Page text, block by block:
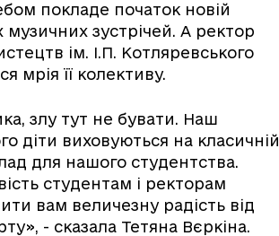
покладе початок новій
музичних зустрічей. А ректор
ім. І.П. Котляревського
мрія її колективу.
злу тут не бувати. Наш
діти виховуються на класичній
для нашого студентства.
студентам і ректорам
вам величезну радість від
- сказала Тетяна Вєркіна.